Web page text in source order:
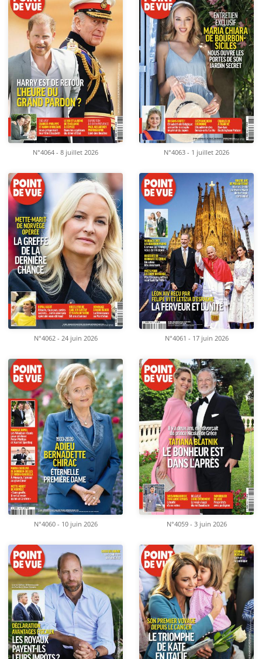
N°4064 - 8 juillet 2026 N°4063 - 1 juillet 2026
N°4062 - 24 juin 2026 N°4061 - 17 juin 2026
N°4060 - 10 juin 2026 N°4059 - 3 juin 2026